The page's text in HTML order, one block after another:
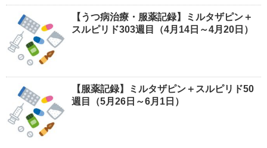
【うつ病治療・服薬記録】ミルタザピン＋
スルピリド303週目（4月14日～4月20日）
【服薬記録】ミルタザピン＋スルピリド50
週目（5月26日～6月1日）